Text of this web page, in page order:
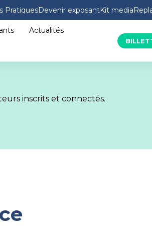
PratiquesDevenir exposantKit media
Actualités
inscrits et connectés.